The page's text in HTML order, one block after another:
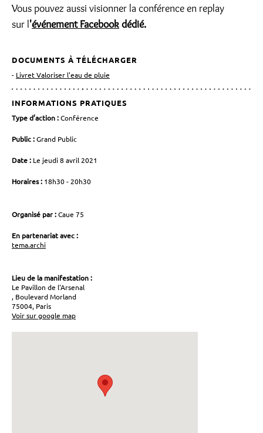
Vous pouvez aussi visionner la conférence en replay
sur l'événement Facebookdédié.
DOCUMENTS À TÉLÉCHARGER
Livret Valoriser l'eau de pluie
INFORMATIONS PRATIQUES
Type d’action :Conférence
Public :Grand Public
Date : Le jeudi 8 avril 2021
Horaires : 18h30 - 20h30
Organisé par :Caue 75
En partenariat avec :
tema.archi
Lieu de la manifestation :
Le Pavillon de l'Arsenal
, Boulevard Morland
75004, Paris
Voir sur google map